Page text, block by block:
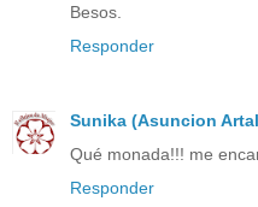
Besos.
Responder
Sunika (Asuncion
Qué monada!!! me
Responder